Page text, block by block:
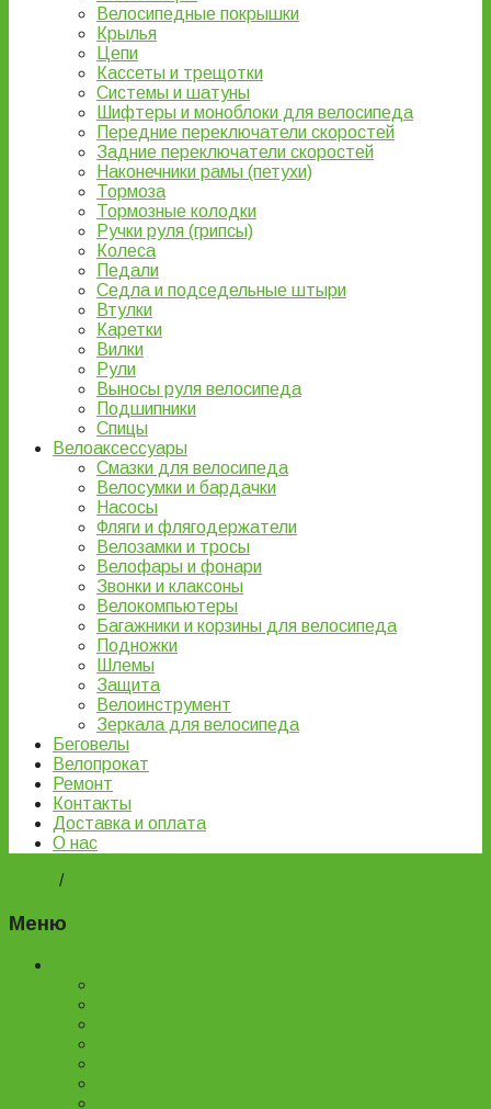
Велосипедные покрышки
Крылья
Цепи
Кассеты и трещотки
Системы и шатуны
Шифтеры и моноблоки для велосипеда
Передние переключатели скоростей
Задние переключатели скоростей
Наконечники рамы (петухи)
Тормоза
Тормозные колодки
Ручки руля (грипсы)
Колеса
Педали
Седла и подседельные штыри
Втулки
Каретки
Вилки
Рули
Выносы руля велосипеда
Подшипники
Спицы
Велоаксессуары
Смазки для велосипеда
Велосумки и бардачки
Насосы
Фляги и флягодержатели
Велозамки и тросы
Велофары и фонари
Звонки и клаксоны
Велокомпьютеры
Багажники и корзины для велосипеда
Подножки
Шлемы
Защита
Велоинструмент
Зеркала для велосипеда
Беговелы
Велопрокат
Ремонт
Контакты
Доставка и оплата
О нас
/
Меню